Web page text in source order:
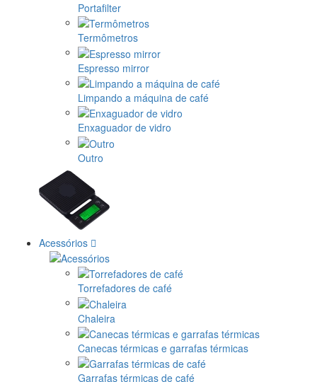
Portafilter
Termômetros
Espresso mirror
Limpando a máquina de café
Enxaguador de vidro
Outro
Acessórios
Torrefadores de café
Chaleira
Canecas térmicas e garrafas térmicas
Garrafas térmicas de café